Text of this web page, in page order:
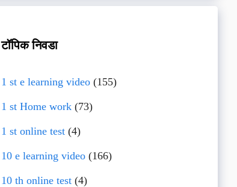
टॉपिक निवडा
1 st e learning video(155)
1 st Home work(73)
1 st online test(4)
10 e learning video(166)
10 th online test(4)